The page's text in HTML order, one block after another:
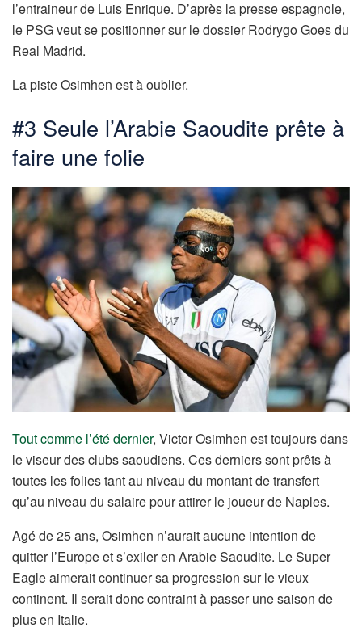
l’entraineur de Luis Enrique. D’après la presse espagnole,
le PSG veut se positionner sur le dossier Rodrygo Goes du
Real Madrid.
La piste Osimhen est à oublier.
#3 Seule l’Arabie Saoudite prête à
faire une folie
Tout comme l’été dernier, Victor Osimhen est toujours dans
le viseur des clubs saoudiens. Ces derniers sont prêts à
toutes les folies tant au niveau du montant de transfert
qu’au niveau du salaire pour attirer le joueur de Naples.
Agé de 25 ans, Osimhen n’aurait aucune intention de
quitter l’Europe et s’exiler en Arabie Saoudite. Le Super
Eagle aimerait continuer sa progression sur le vieux
continent. Il serait donc contraint à passer une saison de
plus en Italie.